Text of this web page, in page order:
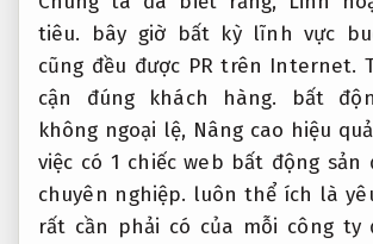
tiêu. bây giờ bất kỳ lĩnh vực
cũng đều được PR trên Internet.
cận đúng khách hàng. bất
không ngoại lệ, Nâng cao hiệu
việc có 1 chiếc web bất động sản
chuyên nghiệp. luôn thể ích là
rất cần phải có của mỗi công ty